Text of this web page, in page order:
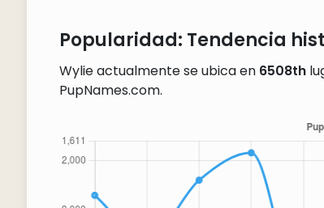
Popularidad: Tendencia
Wylie actualmente se ubica en 6508th
PupNames.com.